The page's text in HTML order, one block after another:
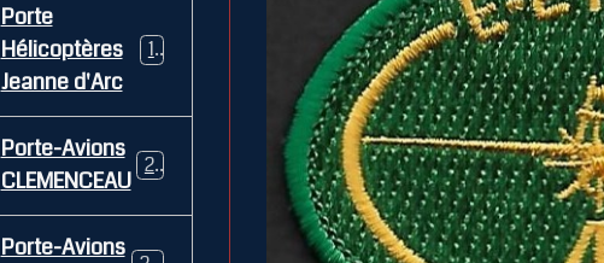
Porte
Hélicoptères
Jeanne d'Arc
12
Porte-Avions
CLEMENCEAU
26
Porte-Avions